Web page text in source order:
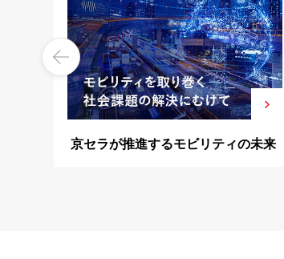
京セラが推進するモビリティの未来